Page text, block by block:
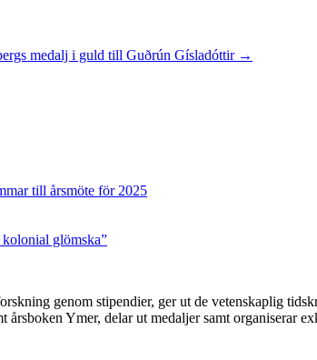
medalj i guld till Guðrún Gísladóttir →
till årsmöte för 2025
glömska”
genom stipendier, ger ut de vetenskaplig
Ymer, delar ut medaljer samt organiserar